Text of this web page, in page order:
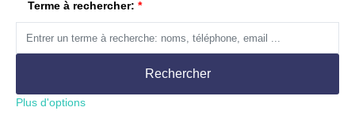
Terme à rechercher:
Rechercher
Plus d'options